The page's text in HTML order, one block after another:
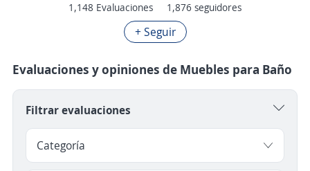
1,148 Evaluaciones 1,876 seguidores
+ Seguir
Evaluaciones y opiniones de Muebles para Baño
Filtrar evaluaciones